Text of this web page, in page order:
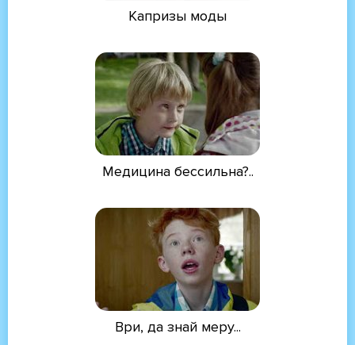
Капризы моды
Медицина бессильна?..
Ври, да знай меру...